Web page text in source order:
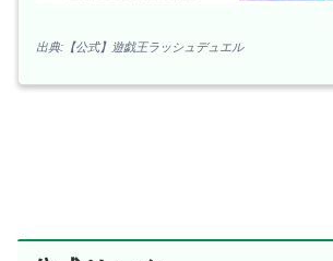
出典:【公式】遊戯王ラッシュデュエル